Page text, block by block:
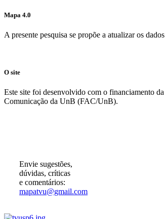
Mapa 4.0
A presente pesquisa se propõe a atualizar os
O site
Este site foi desenvolvido com o financiamento
Comunicação da UnB (FAC/UnB).
Envie sugestões,
dúvidas, críticas
e comentários:
mapatvu@gmail.com